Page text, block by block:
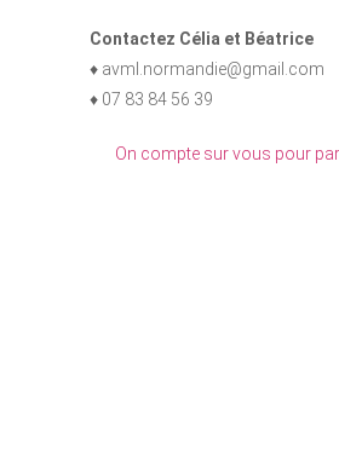
Contactez Célia et Béatrice
♦ avml.normandie@gmail.com
♦ 07 83 84 56 39
On compte sur vous pour